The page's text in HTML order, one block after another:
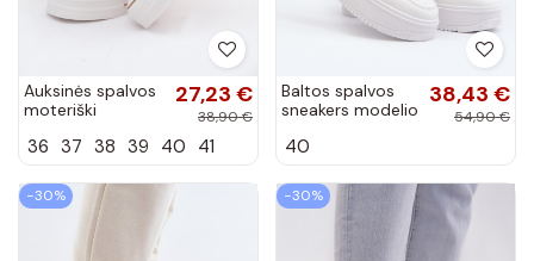
Auksinės spalvos
moteriški
su auliuku ant
INildrose
27,23 €
38,90 €
36 37 38 39 40 41
Baltos spalvos
sneakers modelio
platforma iš
Vhisper
38,43 €
54,90 €
40
−30% −30%